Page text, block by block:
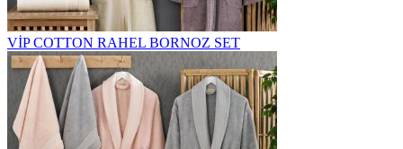
VİP COTTON RAHEL BORNOZ SET